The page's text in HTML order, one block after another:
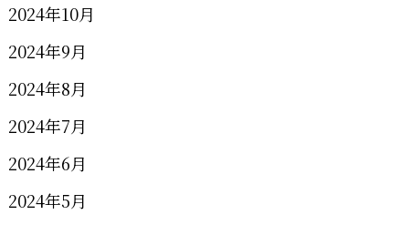
2024年10月
2024年9月
2024年8月
2024年7月
2024年6月
2024年5月